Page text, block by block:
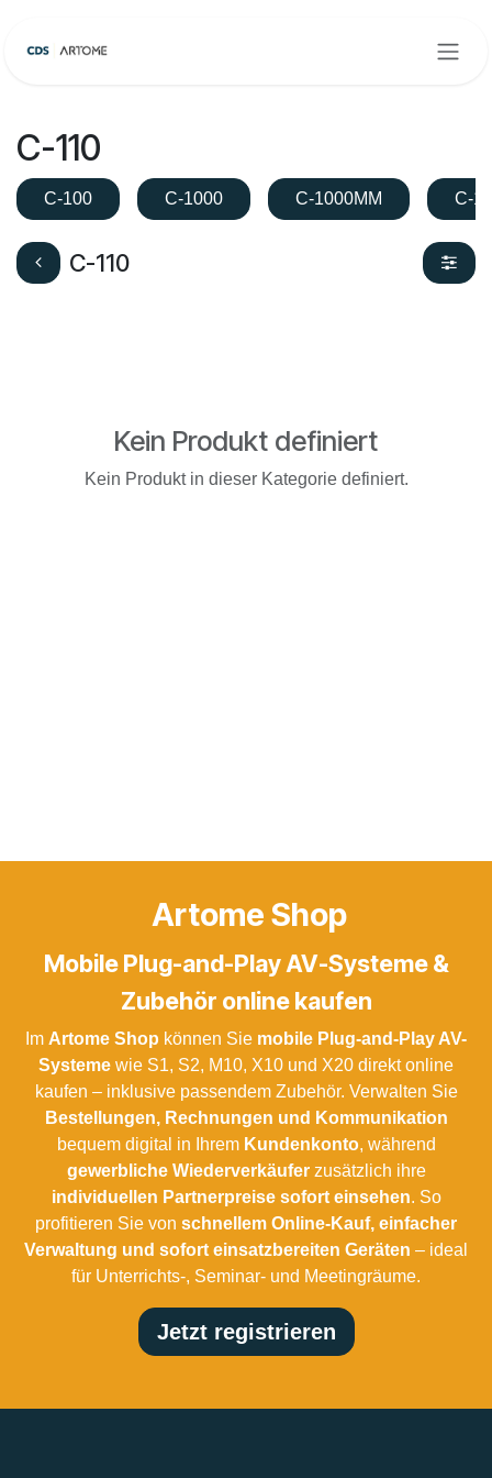
C-110
C-100 C-1000 C-1000MM C-
C-110
Kein Produkt definiert
Kein Produkt in dieser Kategorie definiert.
Artome Shop
Mobile Plug-and-Play AV-Systeme &
Zubehör online kaufen
Im Artome Shop können Sie mobile Plug-and-Play AV-
Systeme wie S1, S2, M10, X10 und X20 direkt online
kaufen – inklusive passendem Zubehör. Verwalten Sie
Bestellungen, Rechnungen und Kommunikation
bequem digital in Ihrem Kundenkonto, während
gewerbliche Wiederverkäuferzusätzlich ihre
individuellen Partnerpreise sofort einsehen. So
profitieren Sie von schnellem Online-Kauf, einfacher
Verwaltung und sofort einsatzbereiten Geräten – ideal
für Unterrichts-, Seminar- und Meetingräume.
Jetzt registrieren